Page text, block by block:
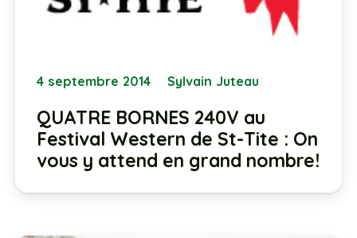
4 septembre 2014 Sylvain Juteau
QUATRE BORNES 240V au
Festival Western de St-Tite : On
vous y attend en grand nombre!